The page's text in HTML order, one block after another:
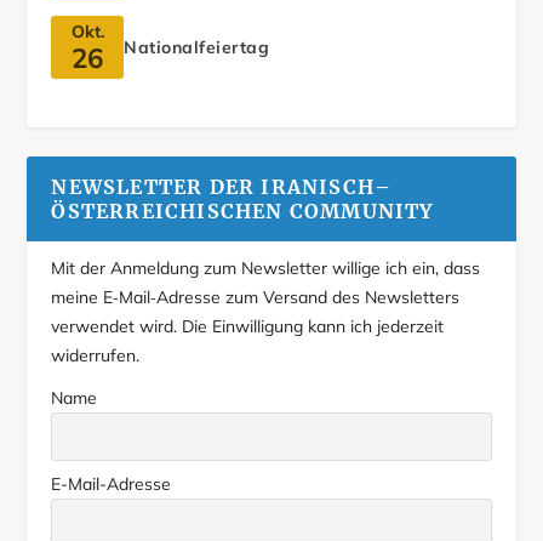
Okt.
26 Nationalfeiertag
NEWSLETTER DER IRANISCH–
ÖSTERREICHISCHEN COMMUNITY
Mit der Anmeldung zum Newsletter willige ich ein, dass
meine E‑Mail‑Adresse zum Versand des Newsletters
verwendet wird. Die Einwilligung kann ich jederzeit
widerrufen.
Name
E-Mail-Adresse